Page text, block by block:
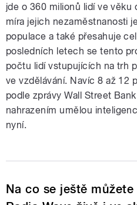
jde o 360 milionů lidí ve
míra jejich nezaměstnanosti
populace a také přesahuje
posledních letech se tento
počtu lidí vstupujících na trh
ve vzdělávání. Navíc 8 až 12
podle zprávy Wall Street
nahrazením umělou
nyní.
Na co se ještě